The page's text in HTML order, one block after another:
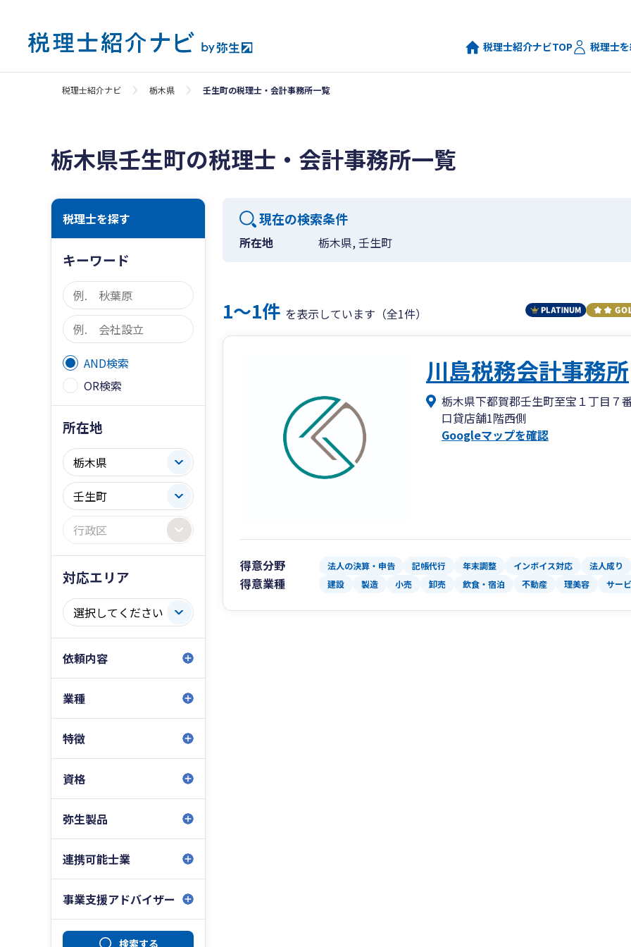
税理士紹介ナビTOP 税理士
税理士紹介ナビ 栃木県 壬生町の税理士・会計事務所一覧
栃木県壬生町の税理士・会計事務所一覧
税理士を探す
キーワード
AND検索
OR検索
所在地
対応エリア
依頼内容
業種
特徴
資格
弥生製品
連携可能士業
事業支援アドバイザー
検索する
現在の検索条件
所在地 栃木県, 壬生町
1〜1件 を表示しています（全1件）
川島税務会計事務所
栃木県下都賀郡壬生町至宝１丁目７
口貸店舗1階西側
Googleマップを確認
得意分野 法人の決算・申告 記帳代行 年末調整 インボイス対応 法人成り
得意業種 建設 製造 小売 卸売 飲食・宿泊 不動産 理美容 サー